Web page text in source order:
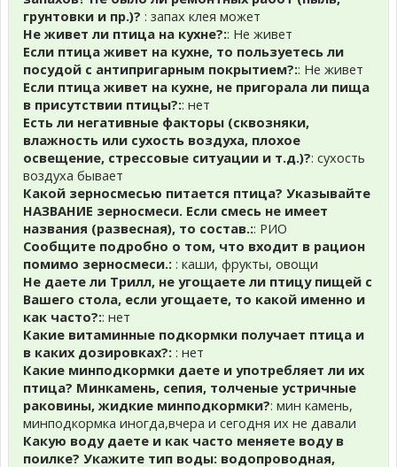
грунтовки и пр.)? : запах клея может
Не живет ли птица на кухне?:: Не живет
Если птица живет на кухне, то пользуетесь ли
посудой с антипригарным покрытием?:: Не живет
Если птица живет на кухне, не пригорала ли пища
в присутствии птицы?:: нет
Есть ли негативные факторы (сквозняки,
влажность или сухость воздуха, плохое
освещение, стрессовые ситуации и т.д.)?: сухость
воздуха бывает
Какой зерносмесью питается птица? Указывайте
НАЗВАНИЕ зерносмеси. Если смесь не имеет
названия (развесная), то состав.:: РИО
Сообщите подробно о том, что входит в рацион
помимо зерносмеси.: : каши, фрукты, овощи
Не даете ли Трилл, не угощаете ли птицу пищей с
Вашего стола, если угощаете, то какой именно и
как часто?:: нет
Какие витаминные подкормки получает птица и
в каких дозировках?: : нет
Какие минподкормки даете и употребляет ли их
птица? Минкамень, сепия, толченые устричные
раковины, жидкие минподкормки?: мин камень,
минподкормка иногда,вчера и сегодня их не давали
Какую воду даете и как часто меняете воду в
поилке? Укажите тип воды: водопроводная,